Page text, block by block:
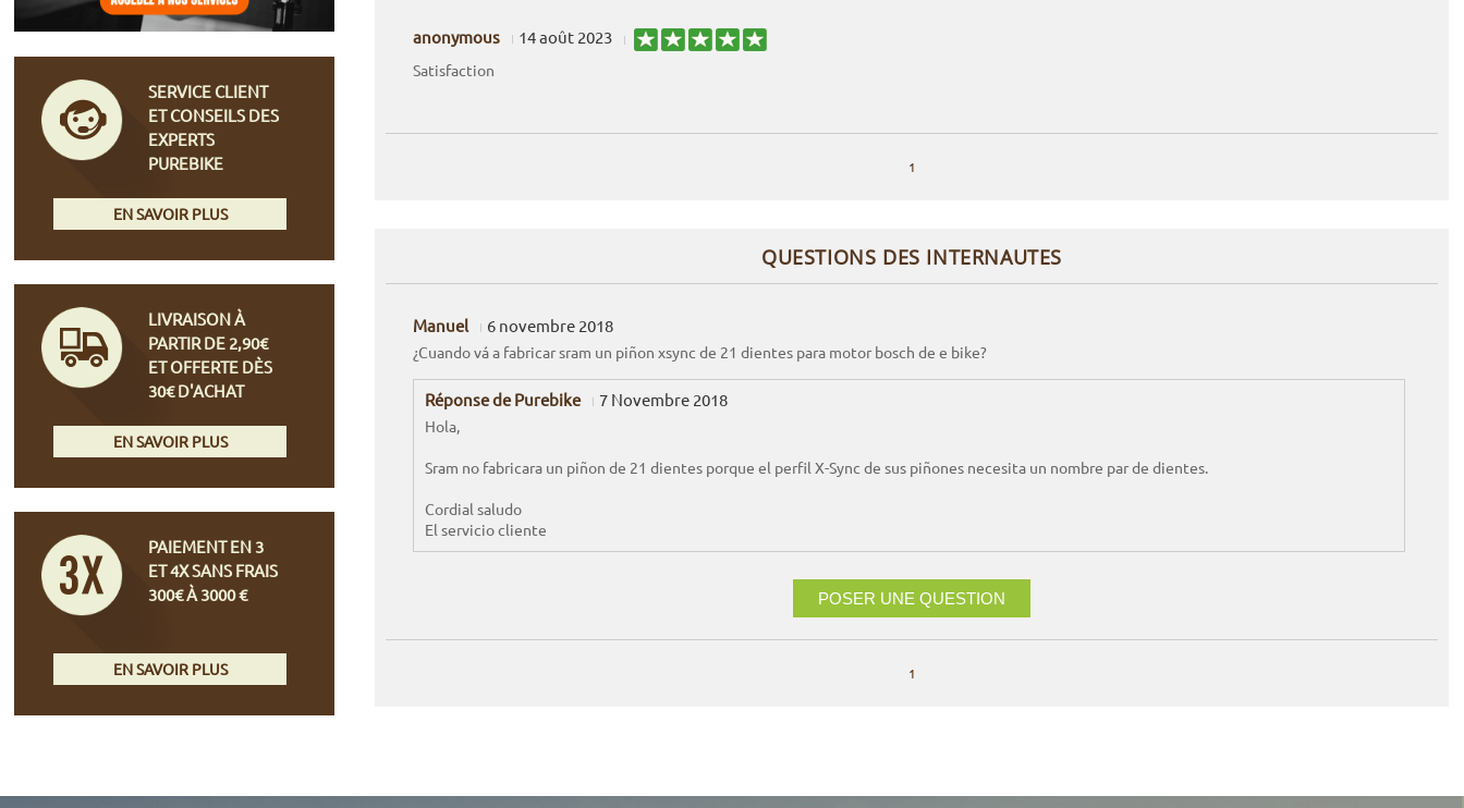
anonymous 14 août 2023
Satisfaction
1
QUESTIONS DES INTERNAUTES
Manuel 6 novembre 2018
¿Cuando vá a fabricar sram un piñon xsync de 21 dientes para motor bosch de e bike?
Réponse de Purebike 7 Novembre 2018
Hola,
Sram no fabricara un piñon de 21 dientes porque el perfil X-Sync de sus piñones necesita un nombre par de dientes.
Cordial saludo
El servicio cliente
POSER UNE QUESTION
1
SERVICE CLIENT
ET CONSEILS DES
EXPERTS
PUREBIKE
EN SAVOIR PLUS
LIVRAISON À
PARTIR DE 2,90€
ET OFFERTE DÈS
30€ D'ACHAT
EN SAVOIR PLUS
PAIEMENT EN 3
ET 4X SANS FRAIS
300€ À 3000 €
EN SAVOIR PLUS